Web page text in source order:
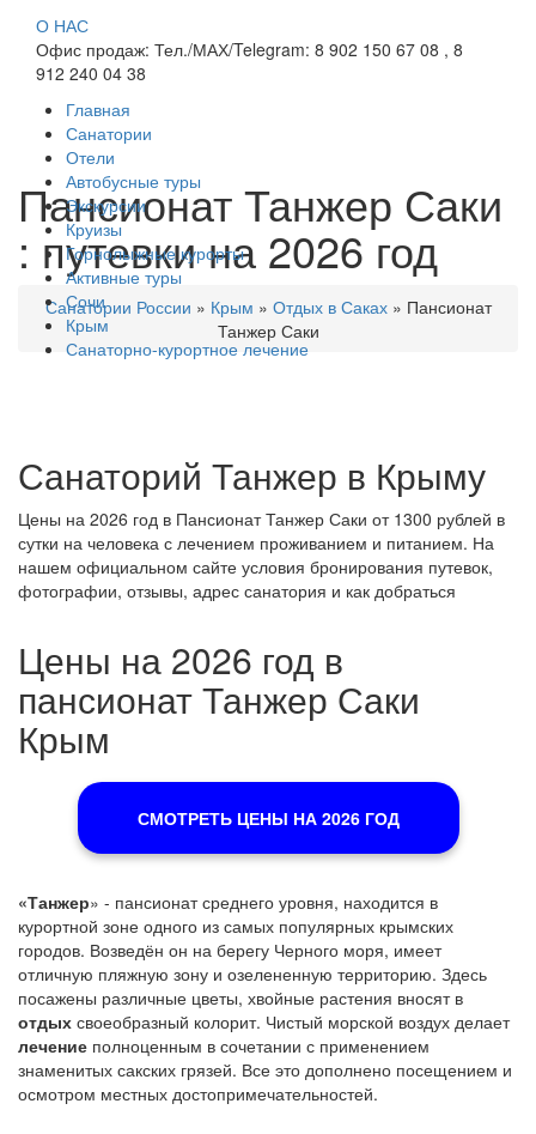
О НАС
Офис продаж: Тел./МАХ/Telegram: 8 902 150 67 08 , 8
912 240 04 38
Главная
Санатории
Отели
Автобусные туры
Экскурсии
Круизы
Горнолыжные курорты
Активные туры
Сочи
Крым
Санаторно-курортное лечение
Пансионат Танжер Саки
: путевки на 2026 год
Санатории России » Крым » Отдых в Саках» Пансионат
Танжер Саки
Санаторий Танжер в Крыму
Цены на 2026 год в Пансионат Танжер Саки от 1300 рублей в
сутки на человека с лечением проживанием и питанием. На
нашем официальном сайте условия бронирования путевок,
фотографии, отзывы, адрес санатория и как добраться
Цены на 2026 год в
пансионат Танжер Саки
Крым
СМОТРЕТЬ ЦЕНЫ НА 2026 ГОД
«Танжер» - пансионат среднего уровня, находится в
курортной зоне одного из самых популярных крымских
городов. Возведён он на берегу Черного моря, имеет
отличную пляжную зону и озелененную территорию. Здесь
посажены различные цветы, хвойные растения вносят в
отдых своеобразный колорит. Чистый морской воздух делает
лечение полноценным в сочетании с применением
знаменитых сакских грязей. Все это дополнено посещением и
осмотром местных достопримечательностей.